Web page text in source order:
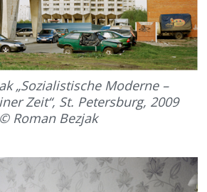
„Sozialistische Moderne –
Zeit“, St. Petersburg, 2009
© Roman Bezjak